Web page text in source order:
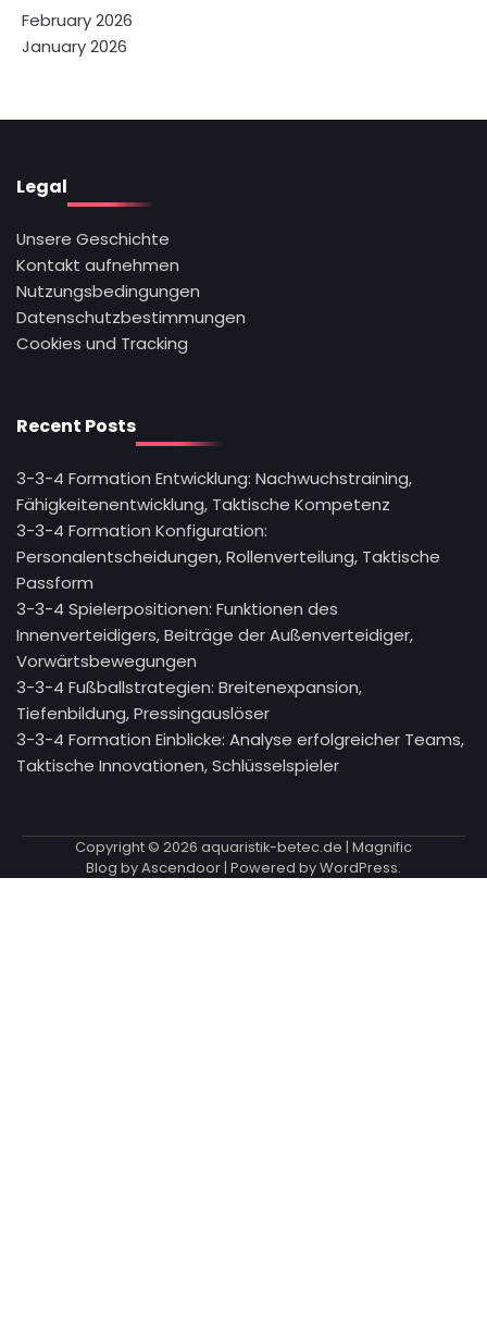
February 2026
January 2026
Legal
Unsere Geschichte
Kontakt aufnehmen
Nutzungsbedingungen
Datenschutzbestimmungen
Cookies und Tracking
Recent Posts
3-3-4 Formation Entwicklung: Nachwuchstraining,
Fähigkeitenentwicklung, Taktische Kompetenz
3-3-4 Formation Konfiguration:
Personalentscheidungen, Rollenverteilung, Taktische
Passform
3-3-4 Spielerpositionen: Funktionen des
Innenverteidigers, Beiträge der Außenverteidiger,
Vorwärtsbewegungen
3-3-4 Fußballstrategien: Breitenexpansion,
Tiefenbildung, Pressingauslöser
3-3-4 Formation Einblicke: Analyse erfolgreicher Teams,
Taktische Innovationen, Schlüsselspieler
Copyright © 2026 aquaristik-betec.de | Magnific
Blog byAscendoor| Powered byWordPress.